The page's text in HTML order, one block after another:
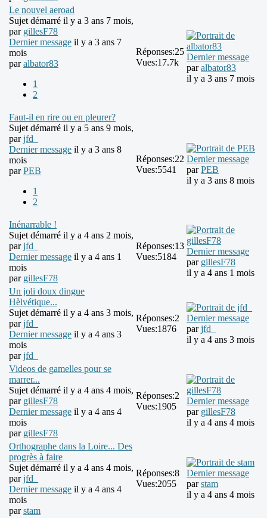
Le nouvel aeroad
Sujet démarré il y a 3 ans 7 mois,
par gillesF78
Dernier message il y a 3 ans 7
mois
paralbator83
1
2
Réponses:25
Vues:17.7k
Dernier message
paralbator83
il y a 3 ans 7 mois
Faut-il en rire ou en pleurer?
Sujet démarré il y a 5 ans 9 mois,
parjfd_
Dernier message il y a 3 ans 8
mois
parPEB
1
2
Réponses:22
Vues:5541
Dernier message
parPEB
il y a 3 ans 8 mois
Inénarrable !
Sujet démarré il y a 4 ans 2 mois,
parjfd_
Dernier message il y a 4 ans 1
mois
par gillesF78
Réponses:13
Vues:5184
Dernier message
par gillesF78
il y a 4 ans 1 mois
Un joli doux dingue
Hèlvétique...
Sujet démarré il y a 4 ans 3 mois,
parjfd_
Dernier message il y a 4 ans 3
mois
parjfd_
Réponses:2
Vues:1876
Dernier message
parjfd_
il y a 4 ans 3 mois
Videos de gamelles pour se
marrer...
Sujet démarré il y a 4 ans 4 mois,
par gillesF78
Dernier message il y a 4 ans 4
mois
par gillesF78
Réponses:2
Vues:1905
Dernier message
par gillesF78
il y a 4 ans 4 mois
Orthographe dans la Loire... Des
progrès à faire
Sujet démarré il y a 4 ans 4 mois,
parjfd_
Dernier message il y a 4 ans 4
mois
parstam
Réponses:8
Vues:2055
Dernier message
parstam
il y a 4 ans 4 mois